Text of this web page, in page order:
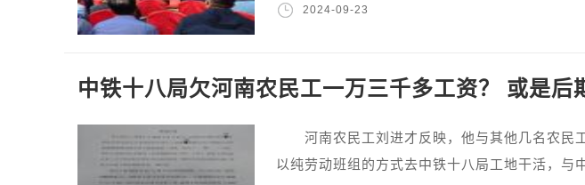
2024-09-23
中铁十八局欠河南农民工一万三千多工资？ 或是后
河南农民工刘进才反映，他与其他几名农民
以纯劳动班组的方式去中铁十八局工地干活，与